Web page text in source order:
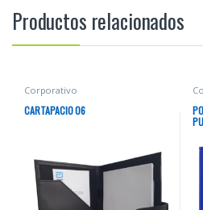
Productos relacionados
Corporativo
CARTAPACIO 06